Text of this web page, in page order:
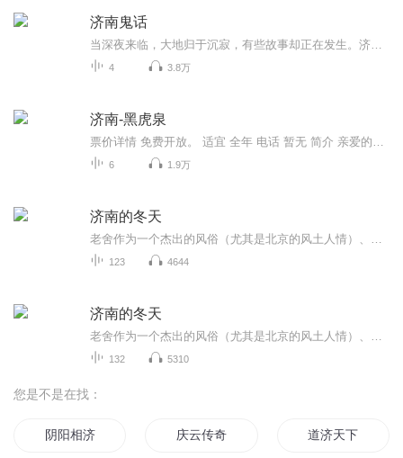
济南鬼话
4 3.8万
济南-黑虎泉
6 1.9万
济南的冬天
123 4644
济南的冬天
132 5310
您是不是在找：
阴阳相济 庆云传奇 道济天下